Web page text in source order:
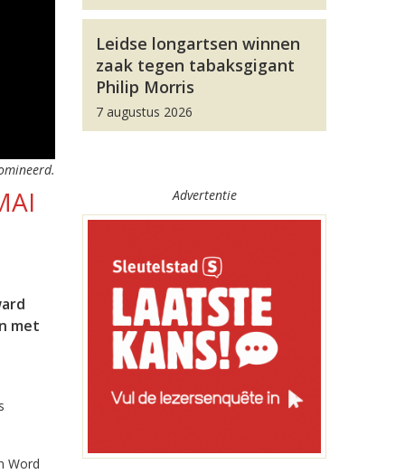
met
Word
Leidse longartsen winnen
zaak tegen tabaksgigant
Philip Morris
7 augustus 2026
Advertentie